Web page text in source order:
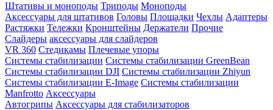
Штативы и моноподы Триподы Моноподы
Аксессуары для штативов Головы Площадки Чехлы Адаптеры
Растяжки Тележки Кронштейны Держатели Прочие
Слайдеры аксессуары для слайдеров
VR 360 Стедикамы Плечевые упоры
Системы стабилизации Системы стабилизации GreenBean
Системы стабилизации DJI Системы стабилизации Zhiyun
Системы стабилизации E-Image Системы стабилизации
Manfrotto Аксессуары
Автогрипы Аксессуары для стабилизаторов